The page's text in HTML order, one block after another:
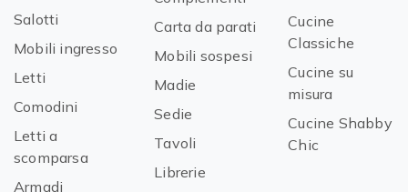
Salotti
Mobili ingresso
Letti
Comodini
Letti a
scomparsa
Armadi
Carta da parati
Mobili sospesi
Madie
Sedie
Tavoli
Librerie
Cucine
Classiche
Cucine su
misura
Cucine Shabby
Chic